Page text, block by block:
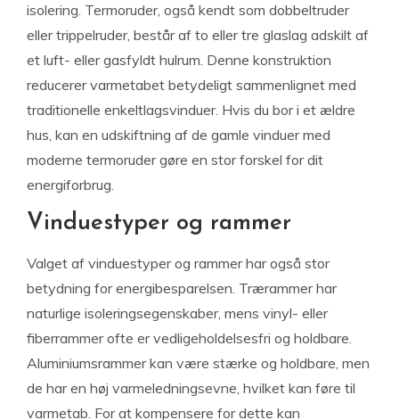
isolering. Termoruder, også kendt som dobbeltruder
eller trippelruder, består af to eller tre glaslag adskilt af
et luft- eller gasfyldt hulrum. Denne konstruktion
reducerer varmetabet betydeligt sammenlignet med
traditionelle enkeltlagsvinduer. Hvis du bor i et ældre
hus, kan en udskiftning af de gamle vinduer med
moderne termoruder gøre en stor forskel for dit
energiforbrug.
Vinduestyper og rammer
Valget af vinduestyper og rammer har også stor
betydning for energibesparelsen. Trærammer har
naturlige isoleringsegenskaber, mens vinyl- eller
fiberrammer ofte er vedligeholdelsesfri og holdbare.
Aluminiumsrammer kan være stærke og holdbare, men
de har en høj varmeledningsevne, hvilket kan føre til
varmetab. For at kompensere for dette kan